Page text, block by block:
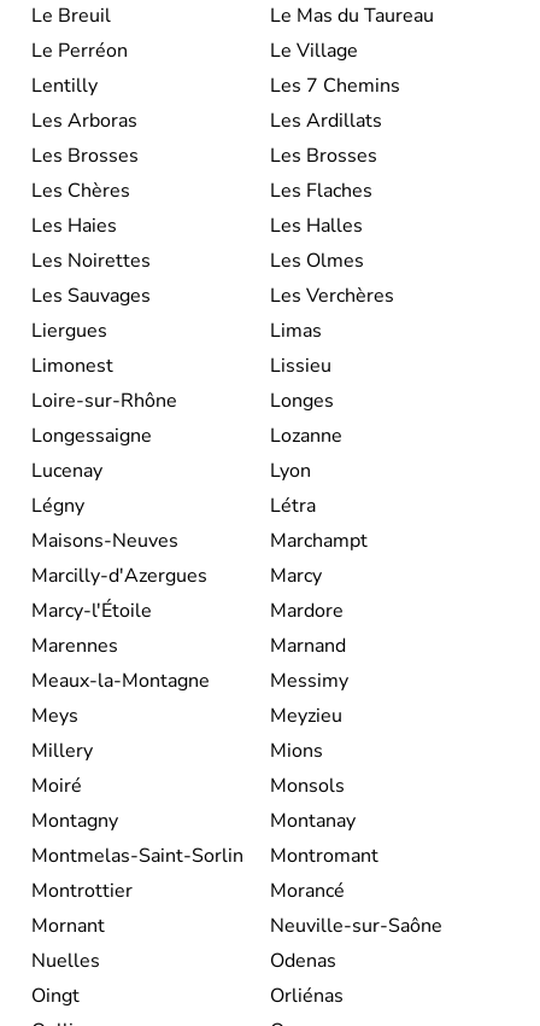
Le Breuil
Le Mas du Taureau
Le Perréon
Le Village
Lentilly
Les 7 Chemins
Les Arboras
Les Ardillats
Les Brosses
Les Brosses
Les Chères
Les Flaches
Les Haies
Les Halles
Les Noirettes
Les Olmes
Les Sauvages
Les Verchères
Liergues
Limas
Limonest
Lissieu
Loire-sur-Rhône
Longes
Longessaigne
Lozanne
Lucenay
Lyon
Légny
Létra
Maisons-Neuves
Marchampt
Marcilly-d'Azergues
Marcy
Marcy-l'Étoile
Mardore
Marennes
Marnand
Meaux-la-Montagne
Messimy
Meys
Meyzieu
Millery
Mions
Moiré
Monsols
Montagny
Montanay
Montmelas-Saint-Sorlin
Montromant
Montrottier
Morancé
Mornant
Neuville-sur-Saône
Nuelles
Odenas
Oingt
Orliénas